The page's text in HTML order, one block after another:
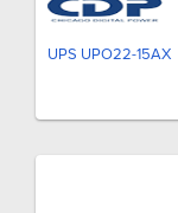
UPS UPO22-15AX